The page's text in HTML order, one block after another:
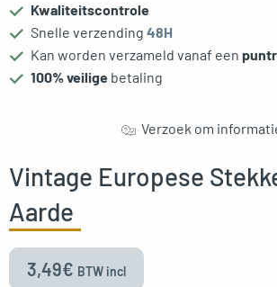
Kwaliteitscontrole
Snelle verzending 48H
Kan worden verzameld vanaf een
100% veiligebetaling
Verzoek om
Vintage Europese
Aarde
3,49€ BTW incl
menu